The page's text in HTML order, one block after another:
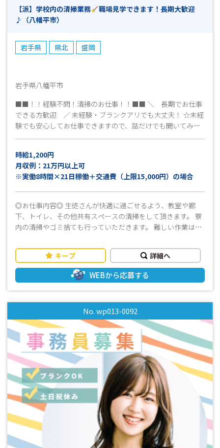
【派】学校内の清掃業務
職場見学できます！長期大歓迎
♪（八幡平市）
岩手県 県北 盛岡
岩手県八幡平市
■■！！経験不問！清掃のお仕事！！■■ ＼ 長期でお仕事
できる方歓迎 ／ 未経験・ブランクアリでも大丈夫！ ☆未経
験でも安心してお仕事できますので、話だけでも聞いてみた
いだけでもＯＫ！気軽にお問合せください！！ 皆さんのご応
時給1,200円
月収例：21万円以上可
※実働8時間×21日稼働＋交通費（上限15,000円）の場合
◎お仕事内容◎ 生徒さんが快適に過ごせるよう、教室や廊
下、トイレ、その他共有スペースの清掃をして頂きます。 寮
内の清掃やゴミ捨ても行っていただきます。 難しい作業はご
大歓迎です！☆☆☆ ≪ おすすめポイント！ ≫ ・当社スタ
ッフも活躍中！ ・フルタイム勤務 ・開校間もない学校なので
まだまだキレイ！ ・残業殆どなし！ ・インターナショナルス
クールなので海外の雰囲気を感じながらお仕事できます！ ・
もちろん話せるのは日本語だけでOKです！！ ・大型連休は無
いので毎月安定してシフトに入れます！ お仕事に関しては未
経験者もブランクのある方も大歓迎です♪ 丁寧に指導いただ
けます！ 質問や相談のみも受付けますので、ご興味のある方
はお気軽にご連絡ください。
キープ 詳細へ
WEBから応募する
No. wp013-0092